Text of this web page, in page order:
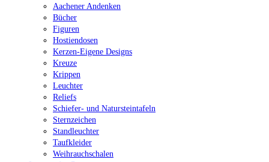
Aachener Andenken
Bücher
Figuren
Hostiendosen
Kerzen-Eigene Designs
Kreuze
Krippen
Leuchter
Reliefs
Schiefer- und Natursteintafeln
Sternzeichen
Standleuchter
Taufkleider
Weihrauchschalen